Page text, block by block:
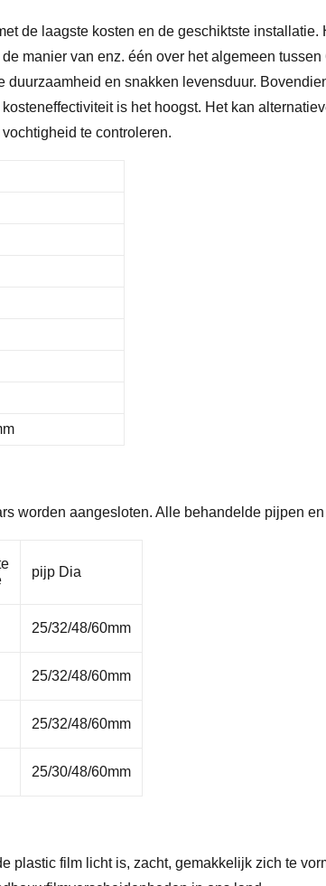
de laagste kosten en de geschiktste installatie.
manier van enz. één over het algemeen
en snakken levensduur.
is het hoogst. Het kan
te controleren.
worden aangesloten. Alle behandelde pijpen
pijp Dia
25/32/48/60mm
25/32/48/60mm
25/32/48/60mm
25/30/48/60mm
film licht is, zacht, gemakkelijk zich te